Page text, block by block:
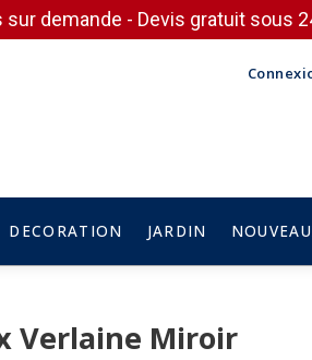
demande - Devis gratuit sous
DECORATION JARDIN
Verlaine Miroir